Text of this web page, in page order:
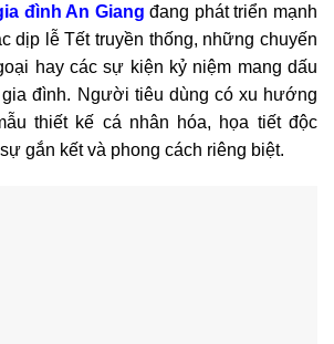
đình An Giang đang phát triển mạnh
dịp lễ Tết truyền thống, những chuyến
hay các sự kiện kỷ niệm mang dấu
đình. Người tiêu dùng có xu hướng
thiết kế cá nhân hóa, họa tiết độc
gắn kết và phong cách riêng biệt.